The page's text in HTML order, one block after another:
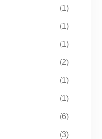
(1)
(1)
(1)
(2)
(1)
(1)
(6)
(3)